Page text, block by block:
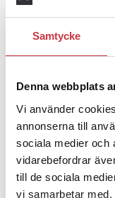
Samtycke
Denna webbplats
Vi använder
annonserna till
sociala medier och
vidarebefordrar
till de sociala
vi samarbetar
Insändare:
godtyckliga
1 juni 2026
Jens
ska han lära
4 juni 2026